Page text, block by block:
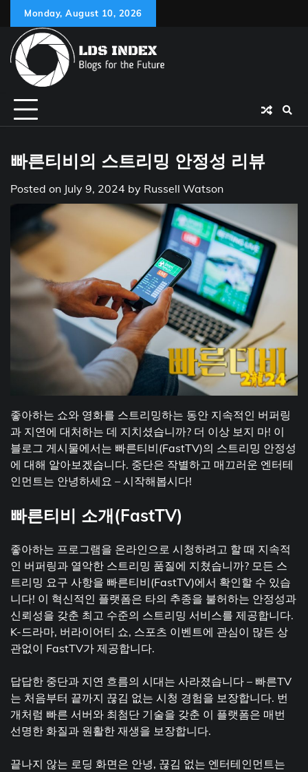
content
Monday, August 10, 2026
빠른티비의 스트리밍 안정성 리뷰
Posted on July 9, 2024 by Russell Watson
좋아하는 쇼와 영화를 스트리밍하는 동안 지속적인 버퍼링
과 지연에 대처하는 데 지치셨습니까? 더 이상 보지 마! 이
블로그 게시물에서는 빠른티비(FastTV)의 스트리밍 안정성
에 대해 알아보겠습니다. 중단은 작별하고 매끄러운 엔터테
인먼트는 안녕하세요 – 시작해봅시다!
빠른티비 소개(FastTV)
좋아하는 프로그램을 온라인으로 시청하려고 할 때 지속적
인 버퍼링과 열악한 스트리밍 품질에 지쳤습니까? 모든 스
트리밍 요구 사항을 빠른티비(FastTV)에서 확인할 수 있습
니다! 이 혁신적인 플랫폼은 타의 추종을 불허하는 안정성과
신뢰성을 갖춘 최고 수준의 스트리밍 서비스를 제공합니다.
K-드라마, 버라이어티 쇼, 스포츠 이벤트에 관심이 많든 상
관없이 FastTV가 제공합니다.
답답한 중단과 지연 흐름의 시대는 사라졌습니다 – 빠른TV
는 처음부터 끝까지 끊김 없는 시청 경험을 보장합니다. 번
개처럼 빠른 서버와 최첨단 기술을 갖춘 이 플랫폼은 매번
선명한 화질과 원활한 재생을 보장합니다.
끝나지 않는 로딩 화면은 안녕, 끊김 없는 엔터테인먼트는